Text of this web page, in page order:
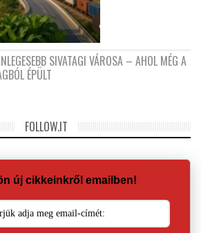
SIVATAGI VÁROSA – AHOL MÉG A
ÉPÜLT
FOLLOW.IT
új cikkeinkről emailben!